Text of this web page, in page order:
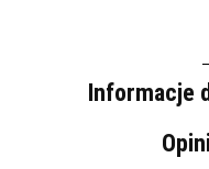
Informacje